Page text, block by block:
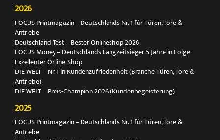
2026
FOCUS Printmagazin – Deutschlands Nr. 1 für Türen, Tore &
Antriebe
Deutschland Test – Bester Onlineshop 2026
FOCUS Money – Deutschlands Langzeitsieger 5 Jahre in Folge
Exzellenter Online-Shop
DIE WELT – Nr. 1 in Kundenzufriedenheit (Branche Türen, Tore &
Antriebe)
DIE WELT – Preis-Champion 2026 (Kundenbegeisterung)
2025
FOCUS Printmagazin – Deutschlands Nr. 1 für Türen, Tore &
Antriebe